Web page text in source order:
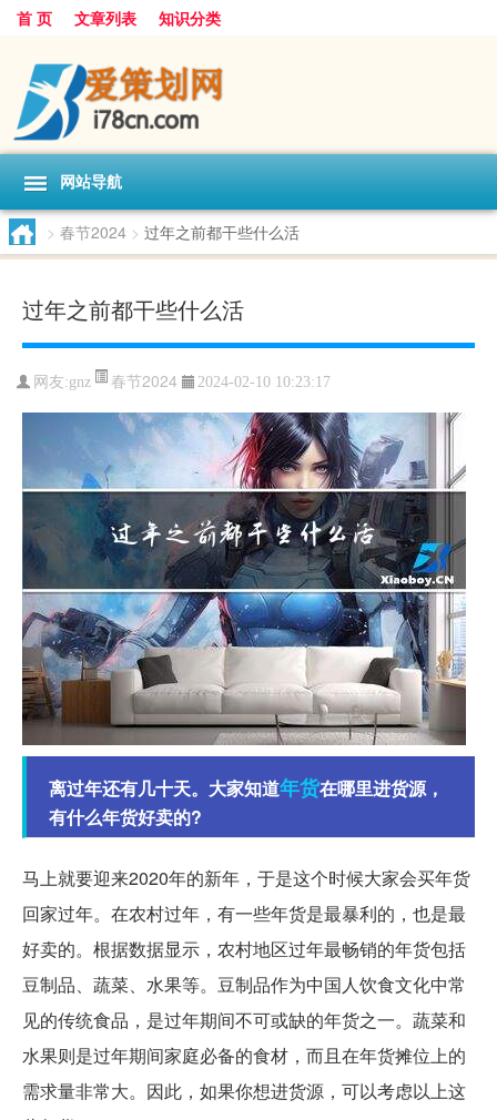
首 页 文章列表 知识分类
网站导航
> 春节2024 > 过年之前都干些什么活
过年之前都干些什么活
网友:gnz 春节2024 2024-02-10 10:23:17
离过年还有几十天。大家知道年货在哪里进货源，
有什么年货好卖的?
马上就要迎来2020年的新年，于是这个时候大家会买年货
回家过年。在农村过年，有一些年货是最暴利的，也是最
好卖的。根据数据显示，农村地区过年最畅销的年货包括
豆制品、蔬菜、水果等。豆制品作为中国人饮食文化中常
见的传统食品，是过年期间不可或缺的年货之一。蔬菜和
水果则是过年期间家庭必备的食材，而且在年货摊位上的
需求量非常大。因此，如果你想进货源，可以考虑以上这